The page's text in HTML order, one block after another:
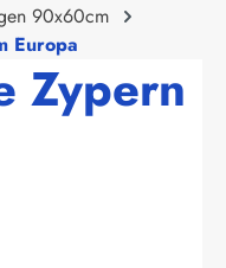
90x60cm
Europa
Zypern